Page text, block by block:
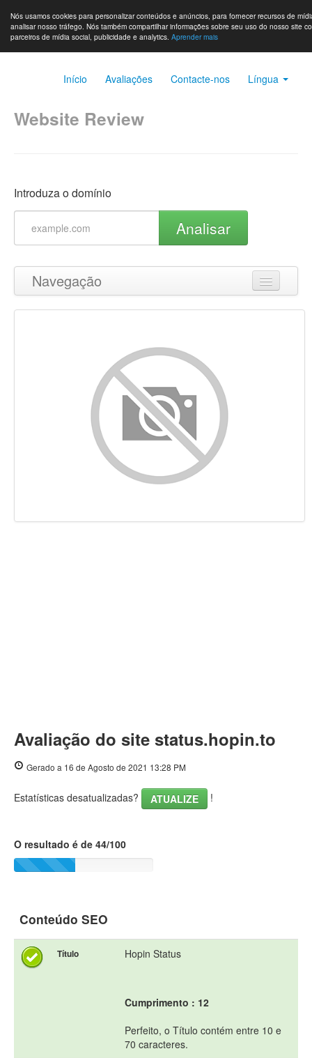
Nós usamos cookies para personalizar conteúdos e anúncios, para fornecer recursos de
analisar nosso tráfego. Nós também compartilhar informações sobre seu uso do nosso site
parceiros de mídia social, publicidade e analytics. Aprender mais
Início Avaliações Contacte-nos Língua
Website Review
Introduza o domínio
Analisar
Navegação
Ir para o topo
Palavras-chave
Usabilidade
Documento
Dispositivos Móveis
Avaliação do site status.hopin.to
Gerado a 16 de Agosto de 2021 13:28 PM
Estatísticas desatualizadas? ATUALIZE !
O resultado é de 44/100
Conteúdo SEO
Título Hopin Status
Cumprimento : 12
Perfeito, o Título contém entre 10 e
70 caracteres.